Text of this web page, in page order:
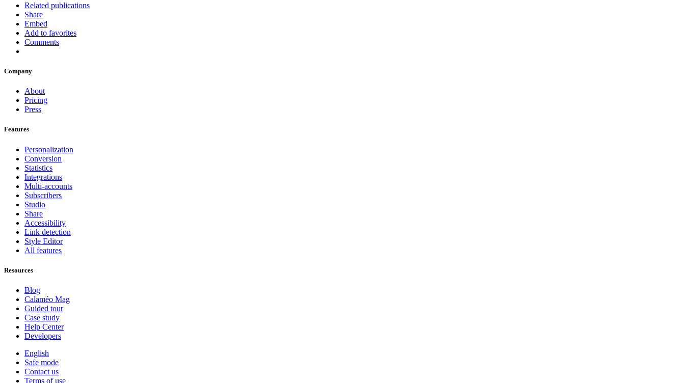
Related publications
Share
Embed
Add to favorites
Comments
Company
About
Pricing
Press
Features
Personalization
Conversion
Statistics
Integrations
Multi-accounts
Subscribers
Studio
Share
Accessibility
Link detection
Style Editor
All features
Resources
Blog
Calaméo Mag
Guided tour
Case study
Help Center
Developers
English
Safe mode
Contact us
Terms of use